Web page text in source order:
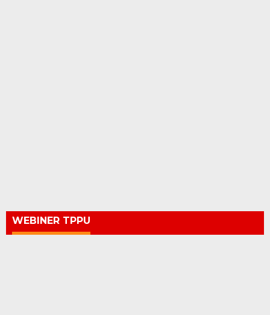
WEBINER TPPU